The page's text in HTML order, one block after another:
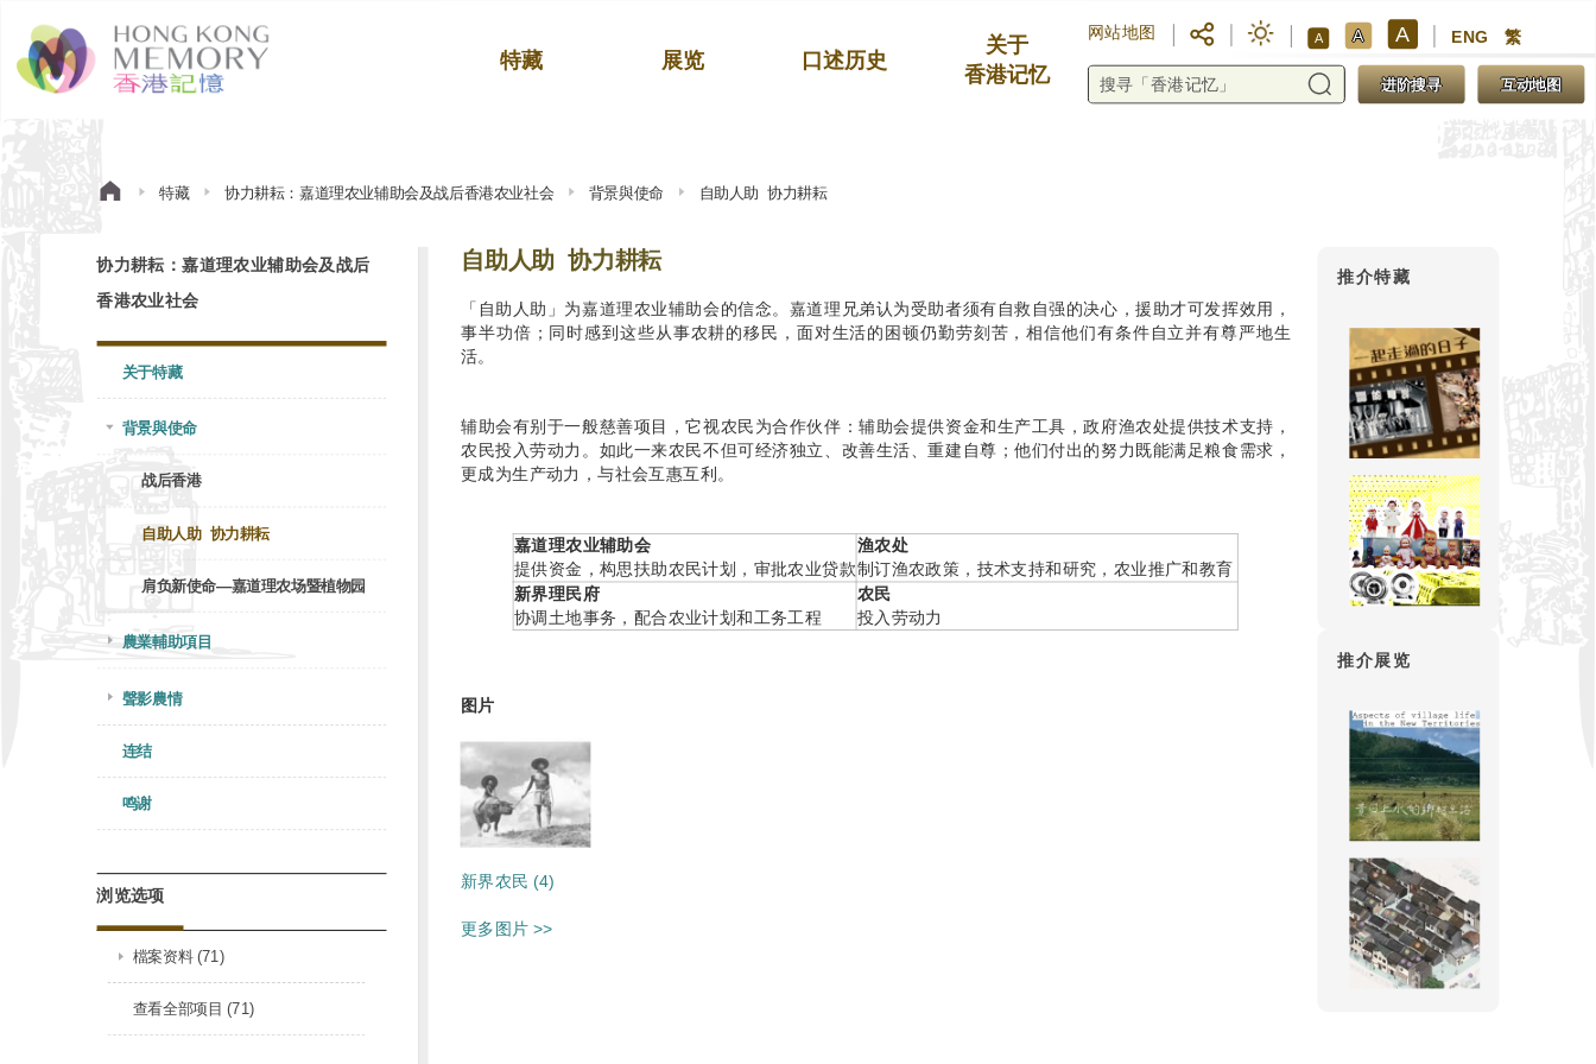
特藏 展览 口述历史
关于
香港记忆
网站地图 A A A ENG 繁
进阶搜寻 互动地图
特藏 协力耕耘：嘉道理农业辅助会及战后香港农业社会 背景與使命 自助人助 协力耕耘
协力耕耘：嘉道理农业辅助会及战后
香港农业社会
关于特藏
背景與使命
战后香港
自助人助 协力耕耘
肩负新使命—嘉道理农场暨植物园
農業輔助項目
聲影農情
连结
鸣谢
浏览选项
檔案资料 (71)
查看全部项目 (71)
自助人助 协力耕耘
「自助人助」为嘉道理农业辅助会的信念。嘉道理兄弟认为受助者须有自救自强的决心，援助才可发挥效用，
事半功倍；同时感到这些从事农耕的移民，面对生活的困顿仍勤劳刻苦，相信他们有条件自立并有尊严地生
活。
辅助会有别于一般慈善项目，它视农民为合作伙伴：辅助会提供资金和生产工具，政府渔农处提供技术支持，
农民投入劳动力。如此一来农民不但可经济独立、改善生活、重建自尊；他们付出的努力既能满足粮食需求，
更成为生产动力，与社会互惠互利。
嘉道理农业辅助会
提供资金，构思扶助农民计划，审批农业贷款
渔农处
制订渔农政策，技术支持和研究，农业推广和教育
新界理民府
协调土地事务，配合农业计划和工务工程
农民
投入劳动力
图片
新界农民 (4)
更多图片 >>
推介特藏
推介展览